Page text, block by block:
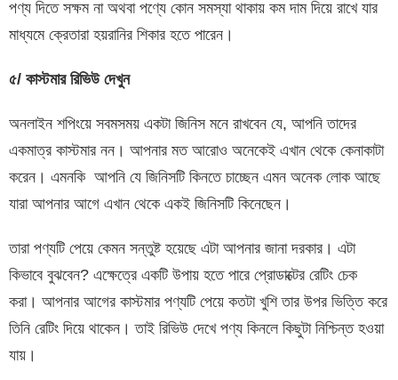
পণ্য দিতে সক্ষম না অথবা পণ্যে কোন সমস্যা থাকায় কম দাম দিয়ে রাখে যার
মাধ্যমে ক্রেতারা হয়রানির শিকার হতে পারেন।
৫/ কাস্টমার রিভিউ দেখুন
অনলাইন শপিংয়ে সবমসময় একটা জিনিস মনে রাখবেন যে, আপনি তাদের
একমাত্র কাস্টমার নন। আপনার মত আরোও অনেকেই এখান থেকে কেনাকাটা
করেন। এমনকি আপনি যে জিনিসটি কিনতে চাচ্ছেন এমন অনেক লোক আছে
যারা আপনার আগে এখান থেকে একই জিনিসটি কিনেছেন।
তারা পণ্যটি পেয়ে কেমন সন্তুষ্ট হয়েছে এটা আপনার জানা দরকার। এটা
কিভাবে বুঝবেন? এক্ষেত্রে একটি উপায় হতে পারে প্রোডাক্টের রেটিং চেক
করা। আপনার আগের কাস্টমার পণ্যটি পেয়ে কতটা খুশি তার উপর ভিত্তি করে
তিনি রেটিং দিয়ে থাকেন। তাই রিভিউ দেখে পণ্য কিনলে কিছুটা নিশ্চিন্ত হওয়া
যায়।